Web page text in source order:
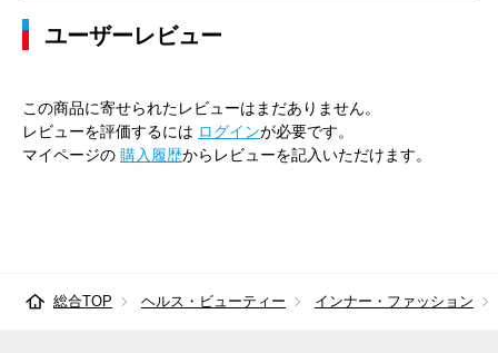
ユーザーレビュー
この商品に寄せられたレビューはまだありません。
レビューを評価するには ログインが必要です。
マイページの 購入履歴からレビューを記入いただけます。
総合TOP ヘルス・ビューティー インナー・ファッション